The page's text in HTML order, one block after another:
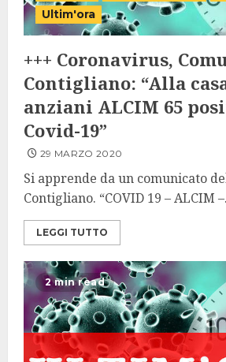
Ultim'ora
+++ Coronavirus,
Contigliano: “Alla
anziani ALCIM 65
Covid-19”
29 MARZO 2020
Si apprende da un comunicato
Contigliano. “COVID 19 – ALCIM
LEGGI TUTTO
2 min read